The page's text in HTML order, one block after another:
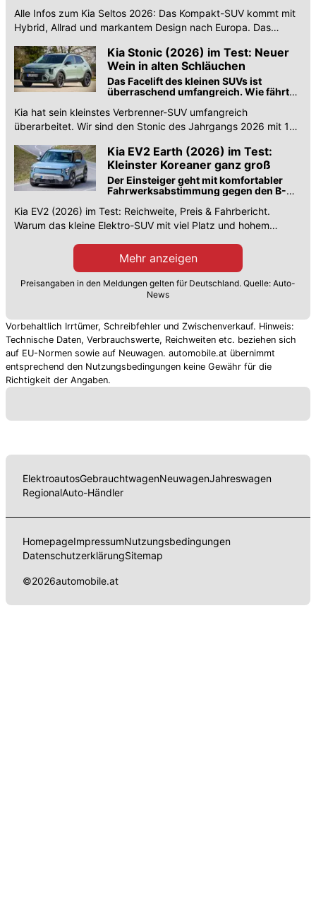
Alle Infos zum Kia Seltos 2026: Das Kompakt-SUV kommt mit
Hybrid, Allrad und markantem Design nach Europa. Das
Kia Stonic (2026) im Test: Neuer
Wein in alten Schläuchen
Das Facelift des kleinen SUVs ist
überraschend umfangreich. Wie fährt
Kia hat sein kleinstes Verbrenner-SUV umfangreich
überarbeitet. Wir sind den Stonic des Jahrgangs 2026 mit 115
Kia EV2 Earth (2026) im Test:
Kleinster Koreaner ganz groß
Der Einsteiger geht mit komfortabler
Fahrwerksabstimmung gegen den B-
Kia EV2 (2026) im Test: Reichweite, Preis & Fahrbericht.
Warum das kleine Elektro-SUV mit viel Platz und hohem
Mehr anzeigen
Preisangaben in den Meldungen gelten für Deutschland. Quelle: Auto-
News
Vorbehaltlich Irrtümer, Schreibfehler und Zwischenverkauf. Hinweis:
Technische Daten, Verbrauchswerte, Reichweiten etc. beziehen sich
auf EU-Normen sowie auf Neuwagen. automobile.at übernimmt
entsprechend den Nutzungsbedingungen keine Gewähr für die
Richtigkeit der Angaben.
ElektroautosGebrauchtwagenNeuwagenJahreswagen
RegionalAuto-Händler
HomepageImpressumNutzungsbedingungen
DatenschutzerklärungSitemap
©2026automobile.at